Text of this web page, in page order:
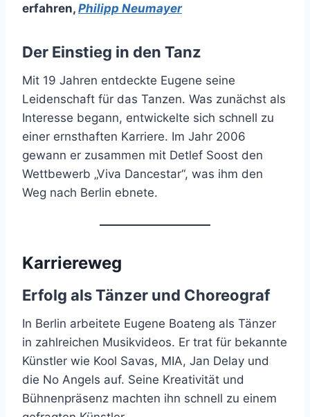
erfahren, Philipp Neumayer
Der Einstieg in den Tanz
Mit 19 Jahren entdeckte Eugene seine
Leidenschaft für das Tanzen. Was zunächst als
Interesse begann, entwickelte sich schnell zu
einer ernsthaften Karriere. Im Jahr 2006
gewann er zusammen mit Detlef Soost den
Wettbewerb „Viva Dancestar“, was ihm den
Weg nach Berlin ebnete.
Karriereweg
Erfolg als Tänzer und Choreograf
In Berlin arbeitete Eugene Boateng als Tänzer
in zahlreichen Musikvideos. Er trat für bekannte
Künstler wie Kool Savas, MIA, Jan Delay und
die No Angels auf. Seine Kreativität und
Bühnenpräsenz machten ihn schnell zu einem